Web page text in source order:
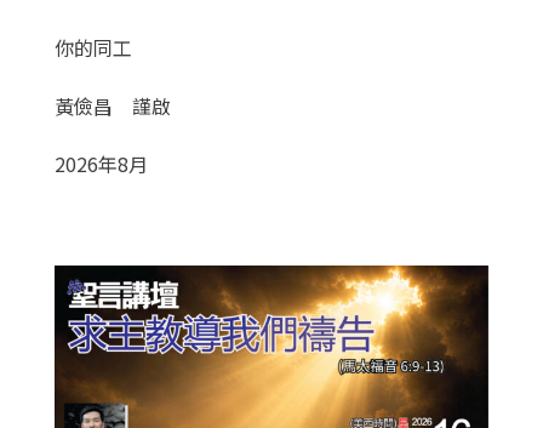
你的同工
黃儉昌 謹啟
2026年8月